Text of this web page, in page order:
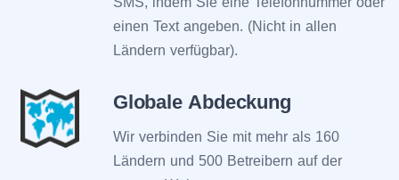
einen Text angeben. (Nicht in allen
Ländern verfügbar).
Globale Abdeckung
Wir verbinden Sie mit mehr als 160
Ländern und 500 Betreibern auf der